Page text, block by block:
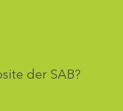
der SAB?